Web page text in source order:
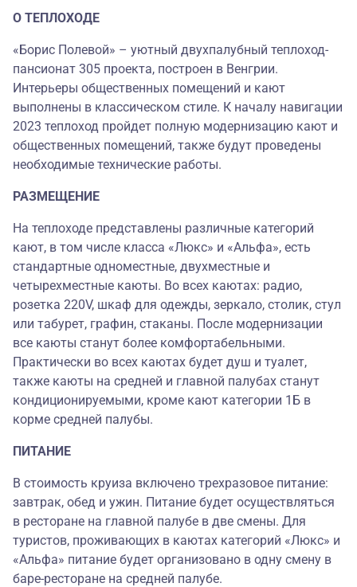
О ТЕПЛОХОДЕ
«Борис Полевой» – уютный двухпалубный теплоход-
пансионат 305 проекта, построен в Венгрии.
Интерьеры общественных помещений и кают
выполнены в классическом стиле. К началу навигации
2023 теплоход пройдет полную модернизацию кают и
общественных помещений, также будут проведены
необходимые технические работы.
РАЗМЕЩЕНИЕ
На теплоходе представлены различные категорий
кают, в том числе класса «Люкс» и «Альфа», есть
стандартные одноместные, двухместные и
четырехместные каюты. Во всех каютах: радио,
розетка 220V, шкаф для одежды, зеркало, столик, стул
или табурет, графин, стаканы. После модернизации
все каюты станут более комфортабельными.
Практически во всех каютах будет душ и туалет,
также каюты на средней и главной палубах станут
кондиционируемыми, кроме кают категории 1Б в
корме средней палубы.
ПИТАНИЕ
В стоимость круиза включено трехразовое питание:
завтрак, обед и ужин. Питание будет осуществляться
в ресторане на главной палубе в две смены. Для
туристов, проживающих в каютах категорий «Люкс» и
«Альфа» питание будет организовано в одну смену в
баре-ресторане на средней палубе.